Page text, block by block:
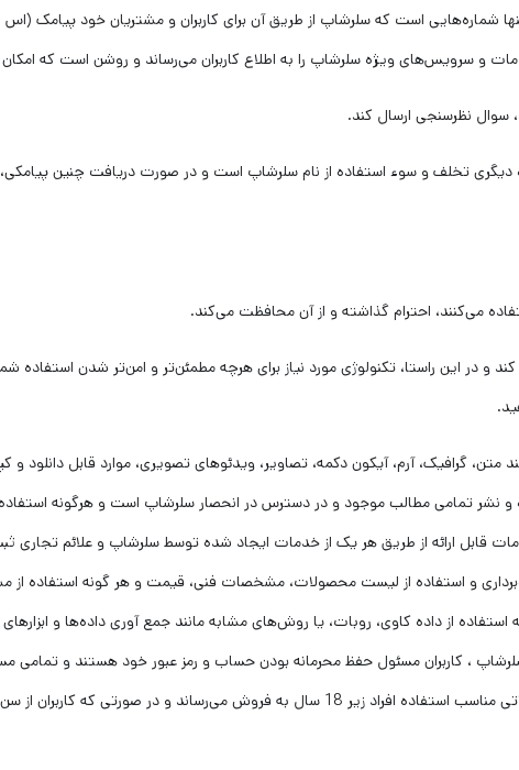
داشته باشید که 300061930000 و 100061930000 تنها شماره‌‌هایی است که سلرشاپ از طریق آن برای کاربران و
و سرویس‌های ویژه سلرشاپ را به اطلاع کاربران می‌رساند و روشن است که امکان
سوال نظرسنجی ارسال کند.
دیگری تخلف و سوء استفاده از نام سلرشاپ است و در صورت دریافت چنین
می‏‌کنند، احترام گذاشته و از آن محافظت می‏‌کند.
این راستا، تکنولوژی مورد نیاز برای هرچه مطمئن‏‌تر و امن‏‌تر شدن استفاده
گرافیک، آرم، آیکون دکمه، تصاویر، ویدئوهای تصویری، موارد قابل دانلود
تمامی مطالب موجود و در دسترس در انحصار سلرشاپ است و هرگونه استفاده
قابل ارائه از طریق هر یک از خدمات ایجاد شده توسط سلرشاپ و علائم تجاری
بهره‌‏برداری و استفاده از لیست محصولات، مشخصات فنی، قیمت و هر گونه
استفاده از داده کاوی، روبات، یا روش‌‏های مشابه مانند جمع آوری داده‌‏ها و
، کاربران مسئول حفظ محرمانه بودن حساب و رمز عبور خود هستند و تمامی
رمز ورود انجام می‏‌پذیرد به عهده کاربران است. سلرشاپ محصولاتی مناسب استفاده افراد زیر 18